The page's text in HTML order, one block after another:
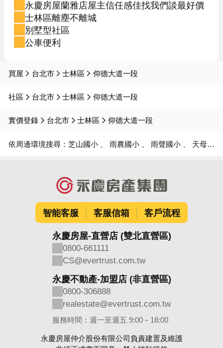
永慶房屋蘭雅店屋主信任感佳找我們談最好價
士林區離塵不離城
別墅型社區
公車便利
買屋 台北市 士林區 仰德大道一段
社區 台北市 士林區 仰德大道一段
實價登錄 台北市 士林區 仰德大道一段
依周邊環境搜尋： 芝山國小 雨農國小 雨聲國小 天母國中
智能客服 客服信箱 客戶流程
永慶房屋-直營店 (雙北直營區)
0800-661111
CS@evertrust.com.tw
永慶不動產-加盟店 (非直營區)
0800-306888
realestate@evertrust.com.tw
服務時間：週一至週五 9:00－18:00
永慶房屋仲介股份有限公司負責建置及維護